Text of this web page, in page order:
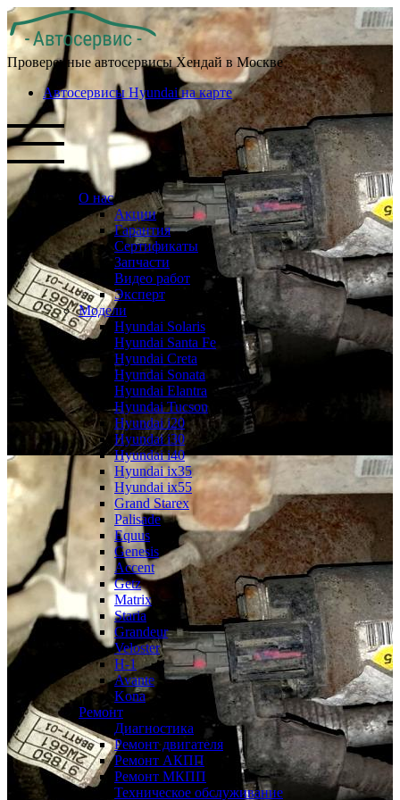
Проверенные автосервисы Хендай в Москве
Автосервисы Hyundai на карте
О нас
Акции
Гарантия
Сертификаты
Запчасти
Видео работ
Эксперт
Модели
Hyundai Solaris
Hyundai Santa Fe
Hyundai Creta
Hyundai Sonata
Hyundai Elantra
Hyundai Tucson
Hyundai i20
Hyundai i30
Hyundai i40
Hyundai ix35
Hyundai ix55
Grand Starex
Palisade
Equus
Genesis
Accent
Getz
Matrix
Staria
Grandeur
Veloster
H-1
Avante
Kona
Ремонт
Диагностика
Ремонт двигателя
Ремонт АКПП
Ремонт МКПП
Техническое обслуживание